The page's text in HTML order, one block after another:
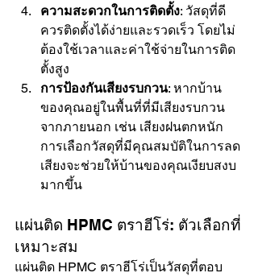
ความสะดวกในการติดตั้ง: วัสดุที่ดี
ควรติดตั้งได้ง่ายและรวดเร็ว โดยไม่
ต้องใช้เวลาและค่าใช้จ่ายในการติด
ตั้งสูง
การป้องกันเสียงรบกวน: หากบ้าน
ของคุณอยู่ในพื้นที่ที่มีเสียงรบกวน
จากภายนอก เช่น เสียงฝนตกหนัก
การเลือกวัสดุที่มีคุณสมบัติในการลด
เสียงจะช่วยให้บ้านของคุณเงียบสงบ
มากขึ้น
แผ่นติด HPMC ตราฮีโร่: ตัวเลือกที่
เหมาะสม
แผ่นติด HPMC ตราฮีโร่เป็นวัสดุที่ตอบ